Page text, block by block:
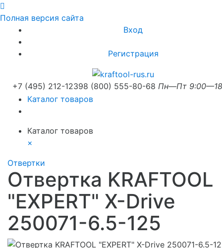
Полная версия сайта
Вход
Регистрация
+7 (495) 212-12398 (800) 555-80-68 Пн—Пт
Каталог товаров
Каталог товаров
×
Отвертки
Отвертка KRAFTOOL
"EXPERT" X-Drive
250071-6.5-125